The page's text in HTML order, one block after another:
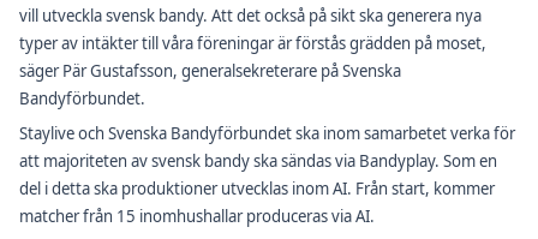
vill utveckla svensk bandy. Att det också på sikt ska generera nya
typer av intäkter till våra föreningar är förstås grädden på moset,
säger Pär Gustafsson, generalsekreterare på Svenska
Bandyförbundet.
Staylive och Svenska Bandyförbundet ska inom samarbetet verka för
att majoriteten av svensk bandy ska sändas via Bandyplay. Som en
del i detta ska produktioner utvecklas inom AI. Från start, kommer
matcher från 15 inomhushallar produceras via AI.